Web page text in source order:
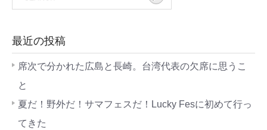
最近の投稿
席次で分かれた広島と長崎。台湾代表の欠席に思うこ
と
夏だ！野外だ！サマフェスだ！Lucky Fesに初めて行っ
てきた